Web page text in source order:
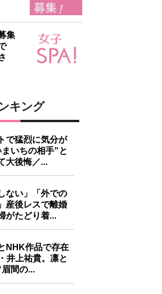
集
キング
で猛烈に気分が
いちの相手”と
大後悔／...
ない」「外での
産後レスで離婚
がたどり着...
NHK作品で存在
井上祐貴。凛と
眉間の...